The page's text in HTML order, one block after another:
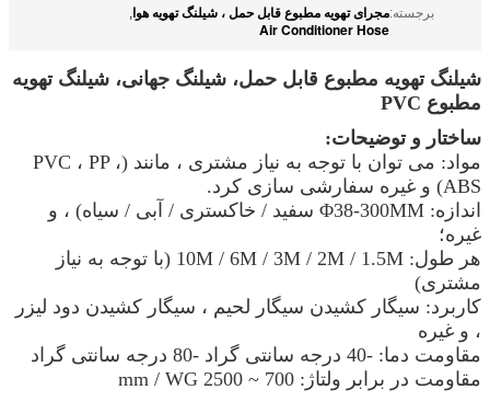
برجسته:مجرای تهویه مطبوع قابل حمل ، شیلنگ تهویه هوا,
Air Conditioner Hose
شیلنگ تهویه مطبوع قابل حمل، شیلنگ جهانی، شیلنگ تهویه
مطبوع PVC
ساختار و توضیحات:
مواد: می توان با توجه به نیاز مشتری ، مانند (PVC ، PP ،
ABS) و غیره سفارشی سازی کرد.
اندازه: Φ38-300MM سفید / خاکستری / آبی / سیاه) ، و
غیره؛
هر طول: 10M / 6M / 3M / 2M / 1.5M (با توجه به نیاز
مشتری)
کاربرد: سیگار کشیدن سیگار لحیم ، سیگار کشیدن دود لیزر
، و غیره
مقاومت دما: -40 درجه سانتی گراد -80 درجه سانتی گراد
مقاومت در برابر ولتاژ: 700 ~ 2500 mm / WG